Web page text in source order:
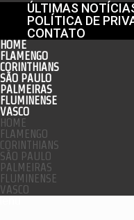
ÚLTIMAS
POLÍTICA DE
CONTATO
HOME
FLAMENGO
CORINTHIANS
SÃO PAULO
PALMEIRAS
FLUMINENSE
VASCO
HOME
FLAMENGO
CORINTHIANS
SÃO PAULO
PALMEIRAS
FLUMINENSE
VASCO